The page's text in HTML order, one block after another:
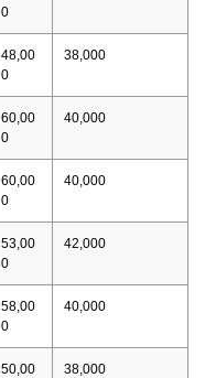
0
48,00
0
38,000
60,00
0
40,000
60,00
0
40,000
53,00
0
42,000
58,00
0
40,000
50,00
38,000